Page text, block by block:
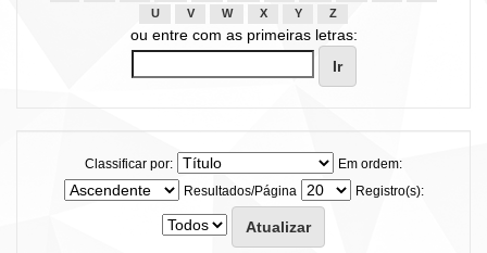
U
V W X Y Z
ou entre com as primeiras letras:
Classificar por:
Em ordem:
Resultados/Página
Registro(s):